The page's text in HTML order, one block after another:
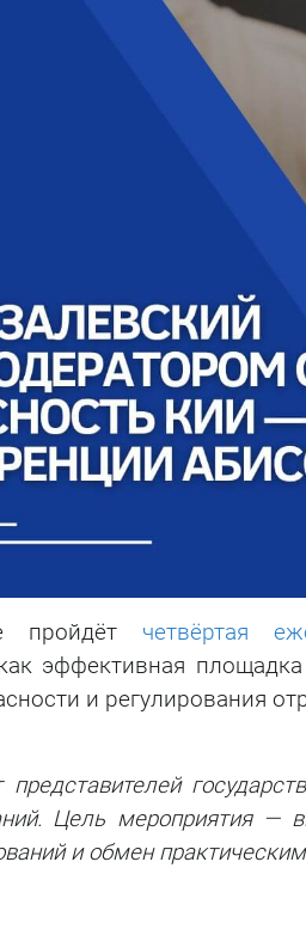
Тестирование на
проникновение
пройдёт четвёртая
эффективная
и регулирования
Цель мероприятия —
и обмен